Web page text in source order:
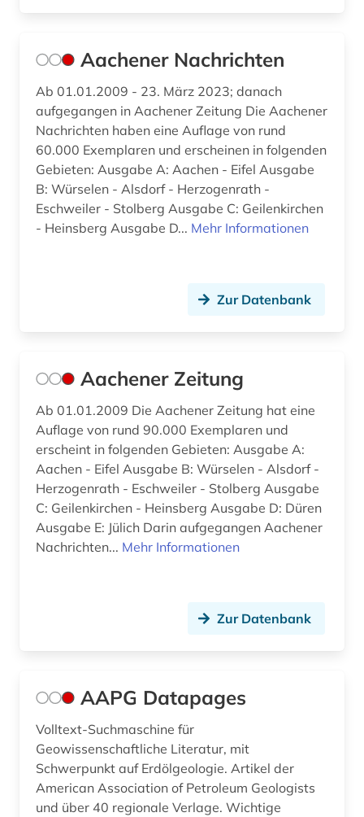
außenhandel (2)
außenpolitik (2)
außerschulische bildung (1)
av-medien (1)
av-medienarbeit (1)
av-medienzentrale (1)
bad kissingen (1)
baden (baden) (1)
baden-württemberg (21)
badische landesbibliothek (3)
balkanromanistik (1)
baltikum (2)
bankarchiv (1)
bankenstatistik (1)
barcelona (2)
barock (1)
Aachener Nachrichten
Ab 01.01.2009 - 23. März 2023; danach
aufgegangen in Aachener Zeitung Die Aachener
Nachrichten haben eine Auflage von rund
60.000 Exemplaren und erscheinen in folgenden
Gebieten: Ausgabe A: Aachen - Eifel Ausgabe
B: Würselen - Alsdorf - Herzogenrath -
Eschweiler - Stolberg Ausgabe C: Geilenkirchen
- Heinsberg Ausgabe D... Mehr Informationen
Zur Datenbank
Aachener Zeitung
Ab 01.01.2009 Die Aachener Zeitung hat eine
Auflage von rund 90.000 Exemplaren und
erscheint in folgenden Gebieten: Ausgabe A:
Aachen - Eifel Ausgabe B: Würselen - Alsdorf -
Herzogenrath - Eschweiler - Stolberg Ausgabe
C: Geilenkirchen - Heinsberg Ausgabe D: Düren
Ausgabe E: Jülich Darin aufgegangen Aachener
Nachrichten... Mehr Informationen
Zur Datenbank
AAPG Datapages
Volltext-Suchmaschine für
Geowissenschaftliche Literatur, mit
Schwerpunkt auf Erdölgeologie. Artikel der
American Association of Petroleum Geologists
und über 40 regionale Verlage. Wichtige